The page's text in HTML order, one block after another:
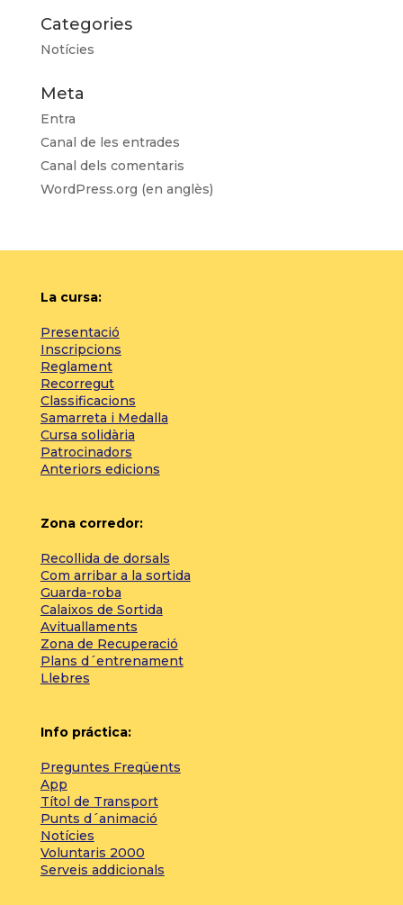
Categories
Notícies
Meta
Entra
Canal de les entrades
Canal dels comentaris
WordPress.org (en anglès)
La cursa:
Presentació
Inscripcions
Reglament
Recorregut
Classificacions
Samarreta i Medalla
Cursa solidària
Patrocinadors
Anteriors edicions
Zona corredor:
Recollida de dorsals
Com arribar a la sortida
Guarda-roba
Calaixos de Sortida
Avituallaments
Zona de Recuperació
Plans d´entrenament
Llebres
Info práctica:
Preguntes Freqüents
App
Títol de Transport
Punts d´animació
Notícies
Voluntaris 2000
Serveis addicionals